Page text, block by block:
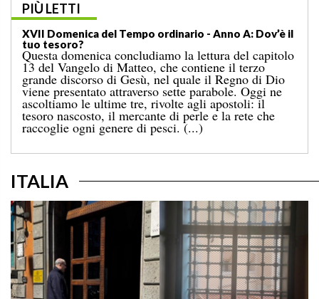
PIÙ LETTI
XIX Domenica del Tempo ordinario — Anno A:
“Comandami di venire verso di te!”
Il Vangelo di domenica scorsa ci raccontava il
miracolo della moltiplicazione dei pani per una
grande folla, in un luogo deserto, conclusosi con la
raccolta di dodici ceste colme di avanzi. A
quell’evento segue il noto episodio odierno, nel
quale Gesù cammina sul mare. [...]